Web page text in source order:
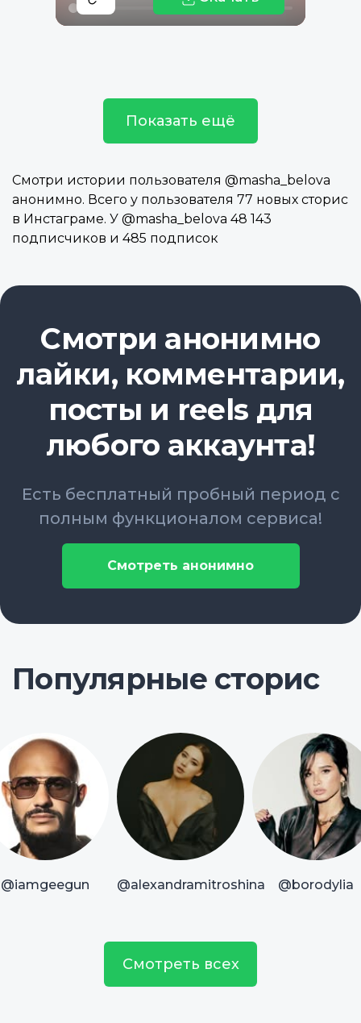
Показать ещё
Смотри истории пользователя @masha_belova
анонимно. Всего у пользователя 77 новых сторис
в Инстаграме. У @masha_belova 48 143
подписчиков и 485 подписок
Смотри анонимно
лайки, комментарии,
посты и reels для
любого аккаунта!
Есть бесплатный пробный период с
полным функционалом сервиса!
Смотреть анонимно
Популярные сторис
@iamgeegun @alexandramitroshina @borodylia
Смотреть всех